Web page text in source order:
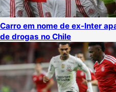
Carro em nome de ex-Inter
de drogas no Chile